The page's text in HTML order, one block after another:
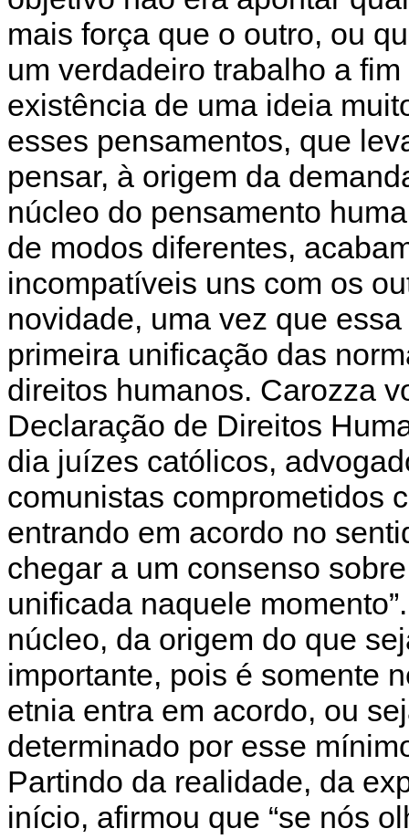
mais força que o outro, ou
um verdadeiro trabalho a
existência de uma ideia
esses pensamentos, que
pensar, à origem da
núcleo do pensamento
de modos diferentes,
incompatíveis uns com os
novidade, uma vez que
primeira unificação das
direitos humanos. Carozza
Declaração de Direitos
dia juízes católicos,
comunistas comprometidos
entrando em acordo no
chegar a um consenso
unificada naquele
núcleo, da origem do que
importante, pois é somente
etnia entra em acordo, ou
determinado por esse
Partindo da realidade, da
início, afirmou que “se nós